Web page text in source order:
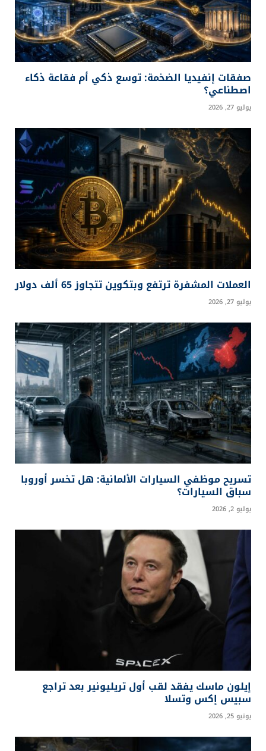
صفقات إنفيديا الضخمة: توسع ذكي أم فقاعة ذكاء
اصطناعي؟
يوليو 27, 2026
العملات المشفرة ترتفع وبتكوين تتجاوز 65 ألف دولار
يوليو 27, 2026
تسريح موظفي السيارات الألمانية: هل تخسر أوروبا
سباق السيارات؟
يوليو 2, 2026
إيلون ماسك يفقد لقب أول تريليونير بعد تراجع
سبيس إكس وتسلا
يونيو 25, 2026